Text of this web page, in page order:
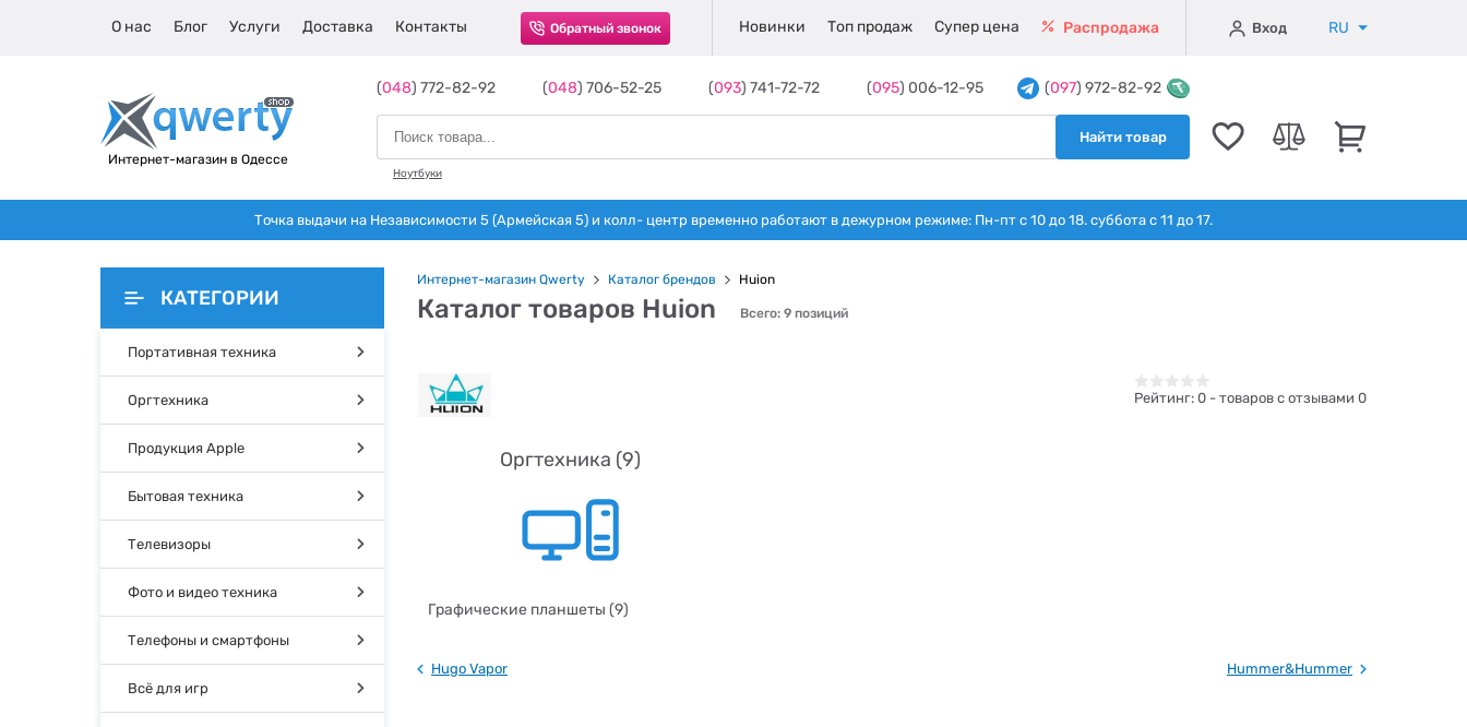
О нас Блог Услуги Доставка Контакты Обратный звонок Новинки Топ продаж Супер цена Распродажа Вход RU
Интернет-магазин в Одессе
(048) 772-82-92 (048) 706-52-25 (093) 741-72-72 (095) 006-12-95 (097) 972-82-92
Найти товар
Ноутбуки
Точка выдачи на Независимости 5 (Армейская 5) и колл- центр временно работают в дежурном режиме: Пн-пт с 10 до 18. суббота с 11 до 17.
КАТЕГОРИИ
Портативная техника
Оргтехника
Продукция Apple
Бытовая техника
Телевизоры
Фото и видео техника
Телефоны и смартфоны
Всё для игр
Интернет-магазин Qwerty Каталог брендов Huion
Каталог товаров Huion Всего: 9 позиций
Рейтинг: 0 - товаров с отзывами 0
Оргтехника (9)
Графические планшеты (9)
Hugo Vapor Hummer&Hummer